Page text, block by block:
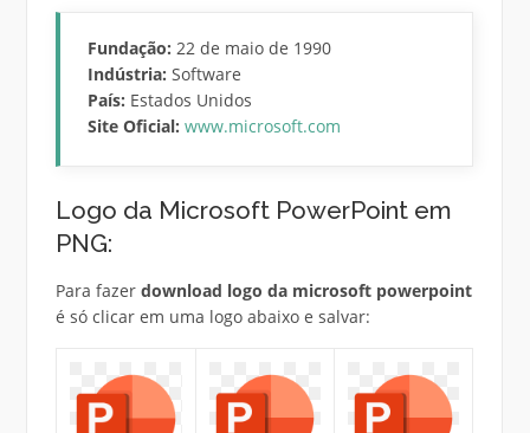
Fundação: 22 de maio de 1990
Indústria: Software
País: Estados Unidos
Site Oficial: www.microsoft.com
Logo da Microsoft PowerPoint em
PNG:
Para fazer download logo da microsoft powerpoint
é só clicar em uma logo abaixo e salvar: